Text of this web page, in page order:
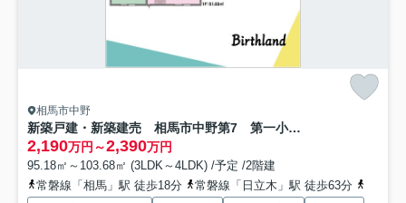
相馬市中野
新築戸建・新築建売 相馬市中野第7 第一小・向陽中
2,190万円～2,390万円
95.18㎡～103.68㎡ (3LDK～4LDK) /予定 /2階建
常磐線「相馬」駅 徒歩18分
常磐線「日立木」駅 徒歩63分